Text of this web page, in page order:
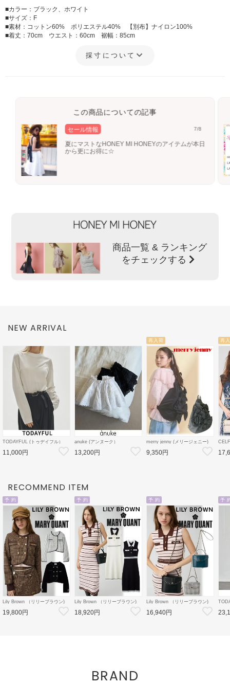
■カラー：ブラック、ホワイト
■サイズ：F
■素材：コットン60% ポリエステル40% 【別布】ナイロン100%
■着丈：70cm ウエスト：60cm 裾幅：85cm
採寸について
この商品についての記事
セール情報 7/8
夏にマストなHONEY MI HONEYのアイテムが本日
から更にお得に☆
商品一覧 & ランキング
をチェックする
NEW ARRIVAL
TODAYFUL (トゥデイフル）
Cotton Useful Long T-shirts 26
秋冬【12620605】Tシャツ
11,000円
anuke (アンヌーク）
【62620803】フレアスカート
26秋受注会
13,200円
再入荷
merry jenny (メリージェニー)
ribbonワンショルダーバッグ 26
春夏4【2825419005】ハンド・
ショルダーバッグ
9,350円
再
ポシ
3【
RECOMMEND ITEM
予 約
Lily Brown （リリーブラウン)
【LB×MARY QUANT】ダブル
ボタンジャケット 26秋冬予約
【LWFJ264100】ジャケット 入
19,800円
予 約
Lily Brown （リリーブラウン)
【LB×MARY QUANT】ポロニ
ットワンピース 26秋冬予約
【LWNO264110】フレアワンピ
18,920円
予 約
Lily Brown （リリーブラウン)
【LB×MARY QUANT】スタッ
ズバニティバッグ 26秋冬予約
【LWGB264343】ハンド・ショ
16,940円
予
26秋
BRAND